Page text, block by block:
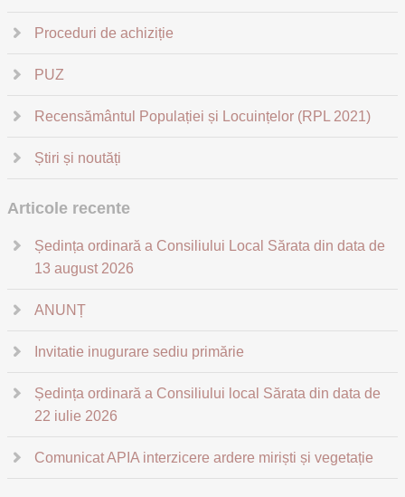
Proceduri de achiziție
PUZ
Recensământul Populației și Locuințelor (RPL 2021)
Știri și noutăți
Articole recente
Ședința ordinară a Consiliului Local Sărata din data de
13 august 2026
ANUNȚ
Invitatie inugurare sediu primărie
Ședința ordinară a Consiliului local Sărata din data de
22 iulie 2026
Comunicat APIA interzicere ardere miriști și vegetație